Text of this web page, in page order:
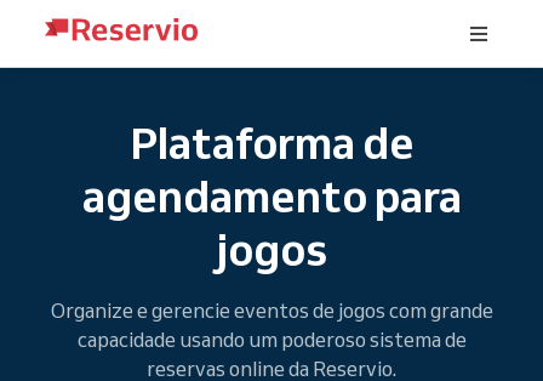
Plataforma de
agendamento para
jogos
Organize e gerencie eventos de jogos com grande
capacidade usando um poderoso sistema de
reservas online da Reservio.